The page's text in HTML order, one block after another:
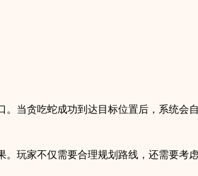
当贪吃蛇成功到达目标位置后，系统会
玩家不仅需要合理规划路线，还需要考